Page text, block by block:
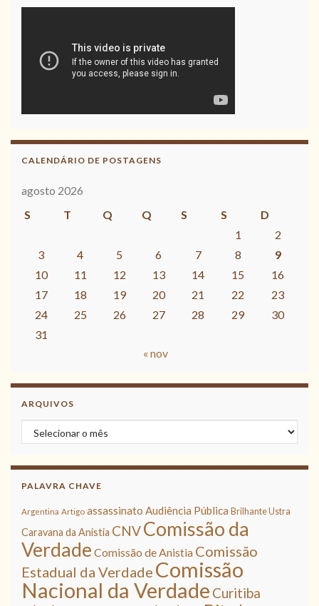
CALENDÁRIO DE POSTAGENS
agosto 2026
S
T Q Q S S
D
1
2
3
4 5 6 7 8
9
10
11 12 13 14 15
16
17
18 19 20 21 22
23
24
25 26 27 28 29
30
31
« nov
ARQUIVOS
Arquivos
PALAVRA CHAVE
Argentina Artigo assassinato Audiência Pública Brilhante Ustra
Caravana da Anistia CNVComissão da
Verdade Comissão de Anistia Comissão
Estadual da Verdade Comissão
Nacional da Verdade Curitiba